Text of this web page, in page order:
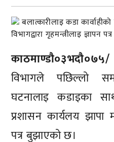
काठमाण्डाै०३भदाै०७५/
विभागले पछिल्लो
घटनालाइ कडाइका
प्रशासन कार्यलय झापा
पत्र बुझाएको छ।